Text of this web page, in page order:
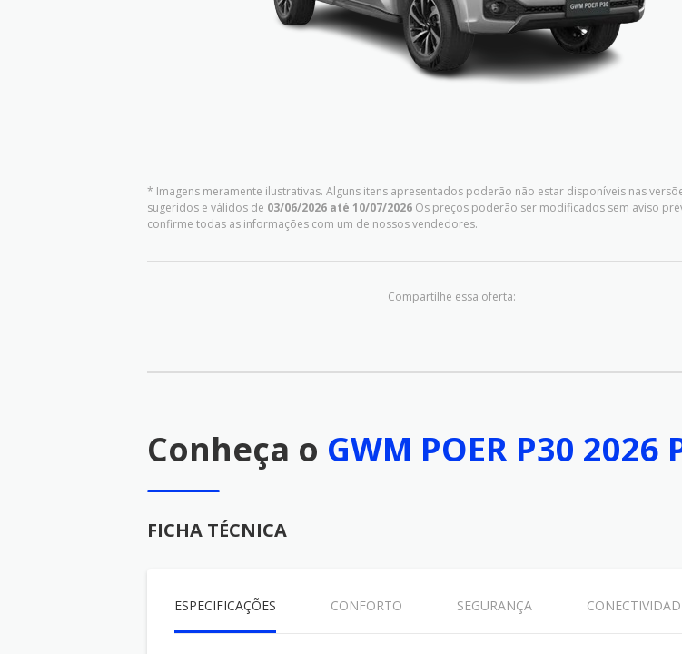
* Imagens meramente ilustrativas. Alguns itens apresentados poderão não estar disponíveis nas
sugeridos e válidos de 03/06/2026 até 10/07/2026 Os preços poderão ser modificados sem aviso
confirme todas as informações com um de nossos vendedores.
Compartilhe essa oferta:
Conheça o GWM POER P30 2026
FICHA TÉCNICA
ESPECIFICAÇÕES CONFORTO SEGURANÇA